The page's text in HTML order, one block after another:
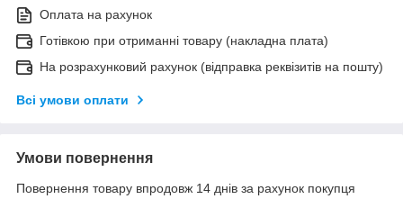
Оплата на рахунок
Готівкою при отриманні товару (накладна плата)
На розрахунковий рахунок (відправка реквізитів на пошту)
Всі умови оплати
Умови повернення
Повернення товару впродовж 14 днів за рахунок покупця